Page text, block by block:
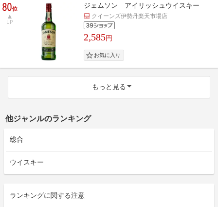
80位
UP
ジェムソン アイリッシュウイスキー
クイーンズ伊勢丹楽天市場店
2,585円
もっと見る
他ジャンルのランキング
総合
ウイスキー
ランキングに関する注意